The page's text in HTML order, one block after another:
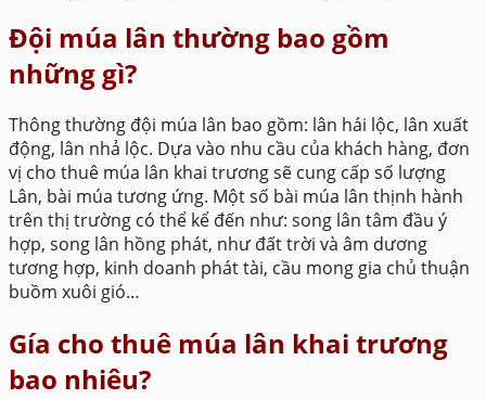
Đội múa lân thường bao gồm
những gì?
Thông thường đội múa lân bao gồm: lân hái lộc, lân xuất
động, lân nhả lộc. Dựa vào nhu cầu của khách hàng, đơn
vị cho thuê múa lân khai trương sẽ cung cấp số lượng
Lân, bài múa tương ứng. Một số bài múa lân thịnh hành
trên thị trường có thể kể đến như: song lân tâm đầu ý
hợp, song lân hồng phát, như đất trời và âm dương
tương hợp, kinh doanh phát tài, cầu mong gia chủ thuận
buồm xuôi gió…
Gía cho thuê múa lân khai trương
bao nhiêu?